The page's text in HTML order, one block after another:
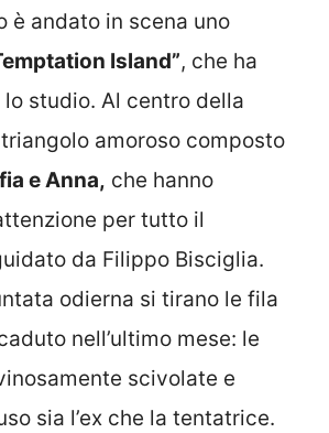
è andato in scena uno
Island”, che ha
studio. Al centro della
amoroso composto
e Anna, che hanno
per tutto il
da Filippo Bisciglia.
odierna si tirano le fila
nell’ultimo mese: le
scivolate e
sia l’ex che la tentatrice.